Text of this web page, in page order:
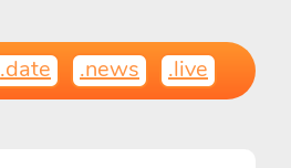
.date .news .live